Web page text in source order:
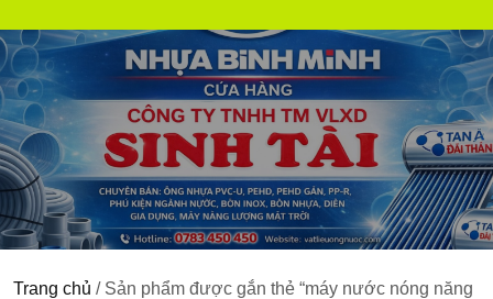
Trang chủ / Sản phẩm được gắn thẻ “máy nước nóng năng